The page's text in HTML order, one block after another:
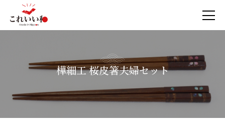
樺細工 桜皮箸夫婦セット